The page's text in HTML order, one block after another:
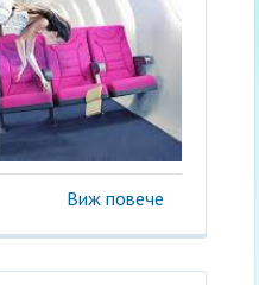
Виж повече